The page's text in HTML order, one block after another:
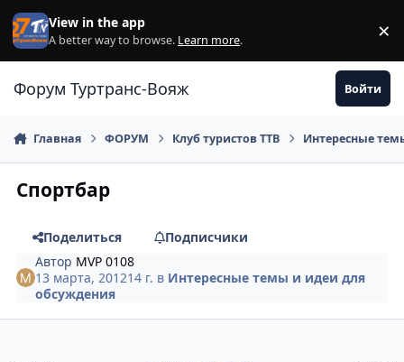
Перейти к содержанию
View in the app
A better way to browse. Learn more. ×
Форум Туртранс-Вояж Войти
Главная ФОРУМ Клуб туристов ТТВ Интересные
Спортбар
Поделиться
Подписчики
Автор MVP 0108
13 марта, 201214 г. в Интересные темы и идеи для
обсуждения